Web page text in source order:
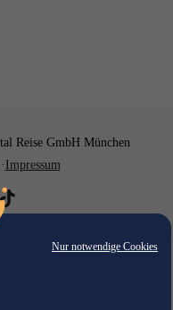
Nur notwendige Cookies
Reise GmbH München
Impressum